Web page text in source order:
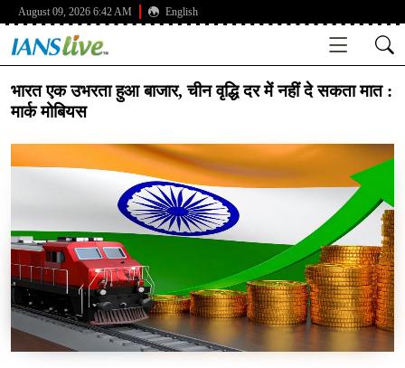
August 09, 2026 6:42 AM English
भारत एक उभरता हुआ बाजार, चीन वृद्धि दर में नहीं दे सकता मात :
मार्क मोबियस